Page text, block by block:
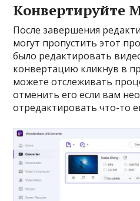
Конвертируйте
После завершения
могут пропустить этот
было редактировать
конвертацию кликнув в
можете отслеживать
отменить его если вам
отредактировать что-то